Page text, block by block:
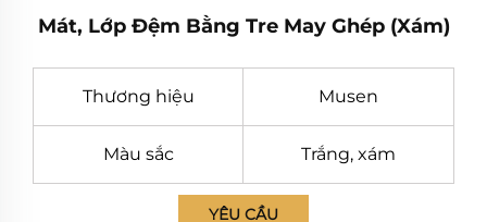
Mát, Lớp Đệm Bằng Tre May Ghép (Xám)
Thương hiệu Musen
Màu sắc Trắng, xám
YÊU CẦU